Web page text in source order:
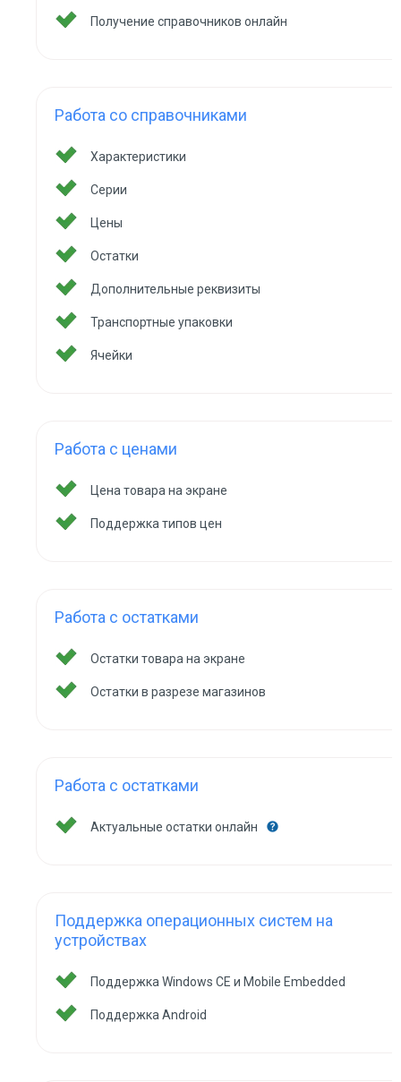
Получение справочников онлайн
Работа со справочниками
Характеристики
Серии
Цены
Остатки
Дополнительные реквизиты
Транспортные упаковки
Ячейки
Работа с ценами
Цена товара на экране
Поддержка типов цен
Работа с остатками
Остатки товара на экране
Остатки в разрезе магазинов
Работа с остатками
Актуальные остатки онлайн
Поддержка операционных систем на
устройствах
Поддержка Windows CE и Mobile Embedded
Поддержка Android